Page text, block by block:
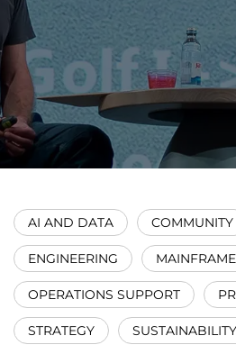
AI AND DATA COMMUNITY
ENGINEERING MAINFRAME
OPERATIONS SUPPORT
STRATEGY SUSTAINABILITY